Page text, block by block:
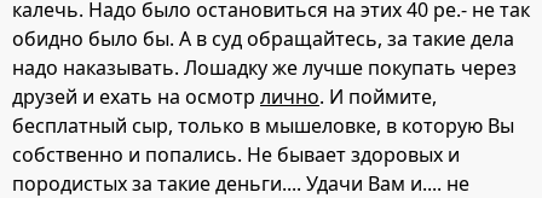
калечь. Надо было остановиться на этих 40 ре.- не так
обидно было бы. А в суд обращайтесь, за такие дела
надо наказывать. Лошадку же лучше покупать через
друзей и ехать на осмотр лично. И поймите,
бесплатный сыр, только в мышеловке, в которую Вы
собственно и попались. Не бывает здоровых и
породистых за такие деньги.... Удачи Вам и.... не